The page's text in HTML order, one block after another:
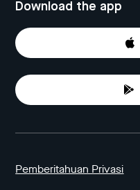
Download the app
Pemberitahuan Privasi